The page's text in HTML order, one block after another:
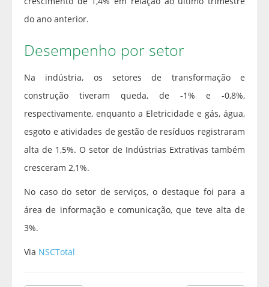
do ano anterior.
Desempenho por setor
Na indústria, os setores de transformação e
construção tiveram queda, de -1% e -0,8%,
respectivamente, enquanto a Eletricidade e gás, água,
esgoto e atividades de gestão de resíduos registraram
alta de 1,5%. O setor de Indústrias Extrativas também
cresceram 2,1%.
No caso do setor de serviços, o destaque foi para a
área de informação e comunicação, que teve alta de
3%.
Via NSCTotal